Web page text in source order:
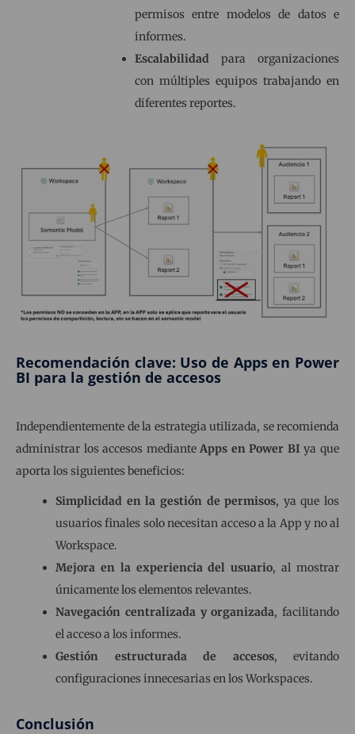
permisos entre modelos de datos e
informes.
Escalabilidad para organizaciones
con múltiples equipos trabajando en
diferentes reportes.
Recomendación clave: Uso de Apps en Power
BI para la gestión de accesos
Independientemente de la estrategia utilizada, se recomienda
administrar los accesos medianteApps en Power BI ya que
aporta los siguientes beneficios:
Simplicidad en la gestión de permisos, ya que los
usuarios finales solo necesitan acceso a la App y no al
Workspace.
Mejora en la experiencia del usuario, al mostrar
únicamente los elementos relevantes.
Navegación centralizada y organizada, facilitando
el acceso a los informes.
Gestión estructurada de accesos, evitando
configuraciones innecesarias en los Workspaces.
Conclusión